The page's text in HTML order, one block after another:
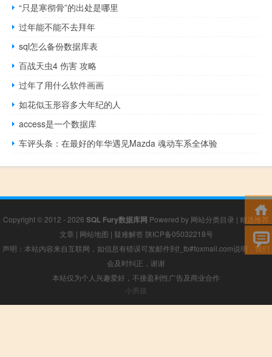
“只是寒彻骨”的出处是哪里
过年能不能不去拜年
sql怎么备份数据库表
百战天虫4 伤害 攻略
过年了用什么软件画画
如花似玉形容多大年纪的人
access是一个数据库
车评头条：在最好的年华遇见Mazda 魂动车系全体验
Copyright © 2012 - 2026 SQL Fury数据库网 Powered by 网站分类目录 | 精选推荐
文章 | 网站地图 | 疑难解答 陕ICP备05032218号
声明：本站内容来自互联网，如信息有错误可发邮件到f_fb#foxmail.com说明，我们
会及时纠正，谢谢
本站仅为个人兴趣爱好，不接盈利性广告及商业合作
小男孩